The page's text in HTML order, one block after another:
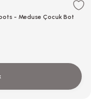
- Meduse Çocuk Bot